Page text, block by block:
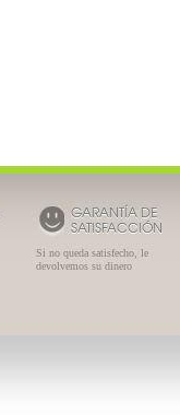
GARANTÍA DE
SATISFACCIÓN
Si no queda satisfecho, le
devolvemos su dinero